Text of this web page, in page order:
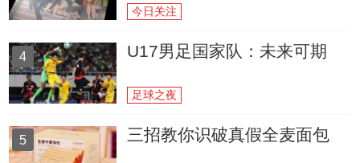
今日关注
4 U17男足国家队：未来可期
足球之夜
5 三招教你识破真假全麦面包